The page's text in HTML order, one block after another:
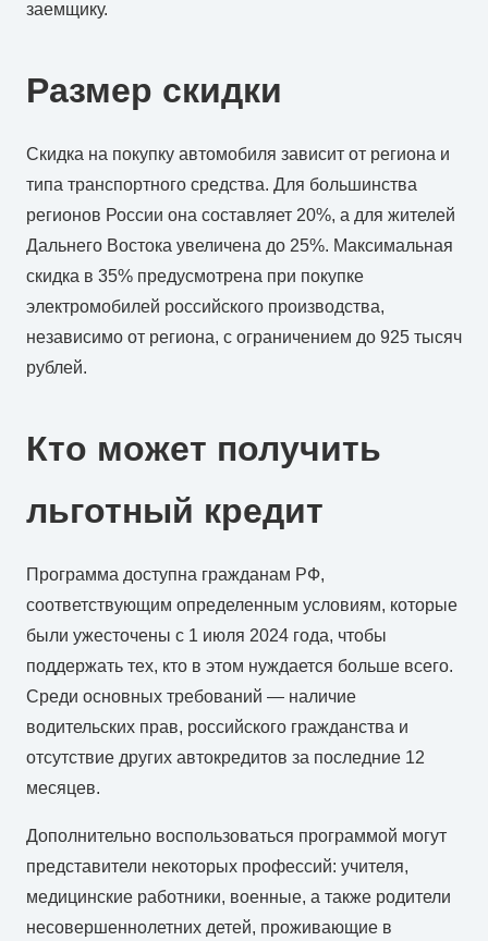
заемщику.
Размер скидки
Скидка на покупку автомобиля зависит от региона и
типа транспортного средства. Для большинства
регионов России она составляет 20%, а для жителей
Дальнего Востока увеличена до 25%. Максимальная
скидка в 35% предусмотрена при покупке
электромобилей российского производства,
независимо от региона, с ограничением до 925 тысяч
рублей.
Кто может получить
льготный кредит
Программа доступна гражданам РФ,
соответствующим определенным условиям, которые
были ужесточены с 1 июля 2024 года, чтобы
поддержать тех, кто в этом нуждается больше всего.
Среди основных требований — наличие
водительских прав, российского гражданства и
отсутствие других автокредитов за последние 12
месяцев.
Дополнительно воспользоваться программой могут
представители некоторых профессий: учителя,
медицинские работники, военные, а также родители
несовершеннолетних детей, проживающие в